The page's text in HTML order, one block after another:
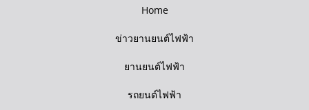
Home
ข่าวยานยนต์ไฟฟ้า
ยานยนต์ไฟฟ้า
รถยนต์ไฟฟ้า